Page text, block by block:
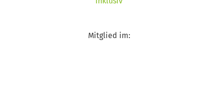
Mitglied im: